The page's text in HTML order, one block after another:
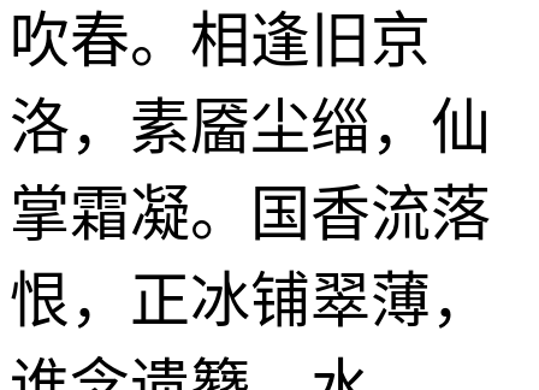
吹春。相逢旧京
洛，素靥尘缁，仙
掌霜凝。国香流落
恨，正冰铺翠薄，